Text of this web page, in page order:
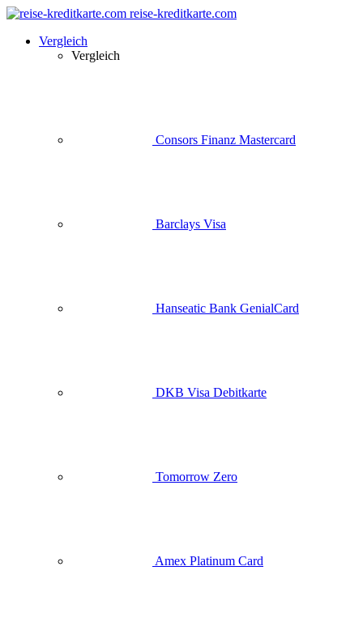
reise-kreditkarte.com
Vergleich
Vergleich
Consors Finanz Mastercard
Barclays Visa
Hanseatic Bank GenialCard
DKB Visa Debitkarte
Tomorrow Zero
Amex Platinum Card